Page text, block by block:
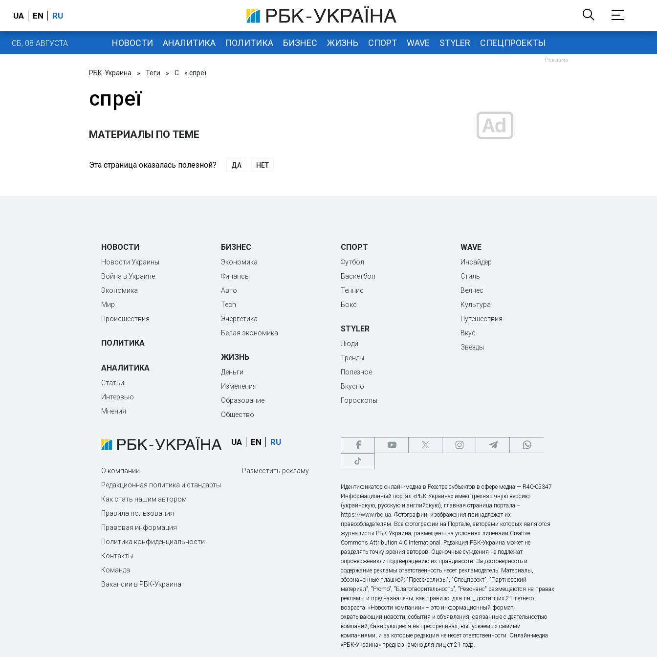
UA EN RU
СБ, 08 АВГУСТА НОВОСТИ АНАЛИТИКА ПОЛИТИКА БИЗНЕС ЖИЗНЬ СПОРТ WAVE STYLER СПЕЦПРОЕКТЫ
РБК-Украина » Теги » С » спреї
спреї
МАТЕРИАЛЫ ПО ТЕМЕ
Эта страница оказалась полезной? ДА НЕТ
НОВОСТИ
Новости Украины
Война в Украине
Экономика
Мир
Происшествия
ПОЛИТИКА
АНАЛИТИКА
Статьи
Интервью
Мнения
БИЗНЕС
Экономика
Финансы
Авто
Tech
Энергетика
Белая экономика
ЖИЗНЬ
Деньги
Изменения
Образование
Общество
СПОРТ
Футбол
Баскетбол
Теннис
Бокс
STYLER
Люди
Тренды
Полезное
Вкусно
Гороскопы
WAVE
Инсайдер
Стиль
Велнес
Культура
Путешествия
Вкус
Звезды
UA EN RU
О компании
Редакционная политика и стандарты
Как стать нашим автором
Правила пользования
Правовая информация
Политика конфиденциальности
Контакты
Команда
Вакансии в РБК-Украина
Разместить рекламу
Идентификатор онлайн-медиа в Реестре субъектов в сфере медиа — R40-05347
Информационный портал «РБК-Украина» имеет трехязычную версию
(украинскую, русскую и английскую), главная страница портала –
https://www.rbc.ua. Фотографии, изображения принадлежат их
правообладателям. Все фотографии на Портале, авторами которых являются
журналисты РБК-Украина, размещены на условиях лицензии Creative
Commons Attribution 4.0 International. Редакция РБК-Украина может не
разделять точку зрения авторов. Оценочные суждения не подлежат
опровержению и подтверждению их правдивости. За достоверность и
содержание рекламы ответственность несет рекламодатель. Материалы,
обозначенные плашкой: "Пресс-релизы", "Спецпроект", "Партнерский
материал", "Promo", "Благотворительность", "Резонанс" размещаются на правах
рекламы и предназначены, как правило, для лиц, достигших 21-летнего
возраста. «Новости компании» – это информационный формат,
охватывающий новости, события и объявления, связанные с деятельностью
компаний, базирующиеся на прессрелизах, выпускаемых самими
компаниями, и за которые редакция не несет ответственности. Онлайн-медиа
«РБК-Украина» предназначено для лиц от 21 года.